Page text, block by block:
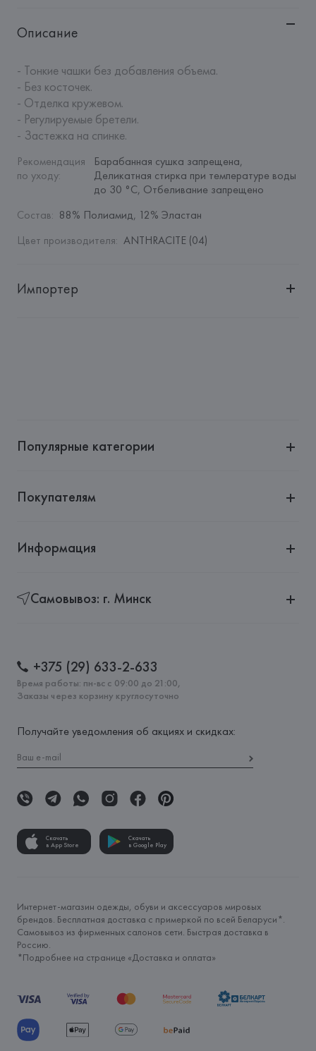
Описание
- Тонкие чашки без добавления объема.
- Без косточек.
- Отделка кружевом.
- Регулируемые бретели.
- Застежка на спинке.
Рекомендация
по уходу:
Барабанная сушка запрещена,
Деликатная стирка при температуре воды
до 30 °C, Отбеливание запрещено
Состав: 88% Полиамид, 12% Эластан
Цвет производителя: ANTHRACITE (04)
Импортер
Страна происхождения товара:
Популярные категории
Покупателям
Информация
Самовывоз: г. Минск
+375 (29) 633-2-633
Время работы: пн-вс с 09:00 до 21:00,
Заказы через корзину круглосуточно
Получайте уведомления об акциях и скидках:
Скачать
в App Store
Скачать
в Google Play
Интернет-магазин одежды, обуви и аксессуаров мировых
брендов. Бесплатная доставка с примеркой по всей Беларуси*.
Самовывоз из фирменных салонов сети. Быстрая доставка в
Россию.
*Подробнее на странице «Доставка и оплата»